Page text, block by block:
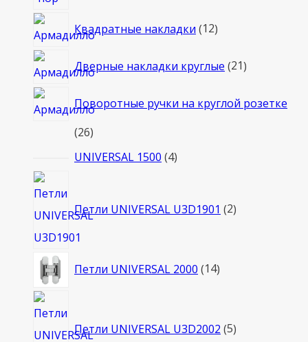
Квадратные накладки 1212
Дверные накладки круглые 2121
Поворотные ручки на круглой розетке
2626
товаров
UNIVERSAL 1500 44
Петли UNIVERSAL U3D1901 2товара
Петли UNIVERSAL 2000 1414
Петли UNIVERSAL U3D2002 5товаров